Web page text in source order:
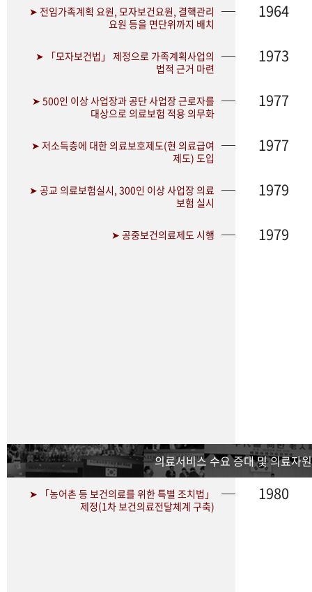
➤ 전임가족계획 요원, 모자보건요원, 결핵관리
요원 등을 면단위까지 배치
1964
➤ 「모자보건법」 제정으로 가족계획사업의
법적 근거 마련
1973
➤ 500인 이상 사업장과 공단 사업장 근로자를
대상으로 의료보험 적용 의무화
1977
➤ 저소득층에 대한 의료보호제도(현 의료급여
제도) 도입
1977
➤ 공교 의료보험실시, 300인 이상 사업장 의료
보험 실시
1979
➤ 공중보건의료제도 시행 1979
의료서비스 수요 증대 및 의료자
➤ 「농어촌 등 보건의료를 위한 특별 조치법」
제정(1차 보건의료전달체계 구축)
1980